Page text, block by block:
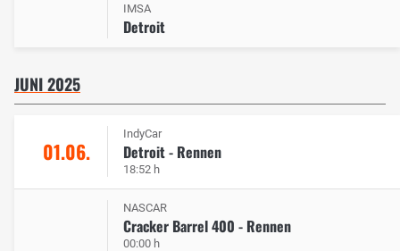
IMSA
Detroit
JUNI 2025
01.06.
IndyCar
Detroit - Rennen
18:52 h
NASCAR
Cracker Barrel 400 - Rennen
00:00 h